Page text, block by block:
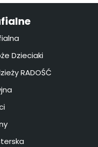
Dzieciaki
RADOŚĆ